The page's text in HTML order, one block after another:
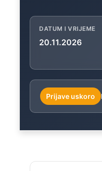
DATUM I VRIJEME
20.11.2026
Prijave uskoro